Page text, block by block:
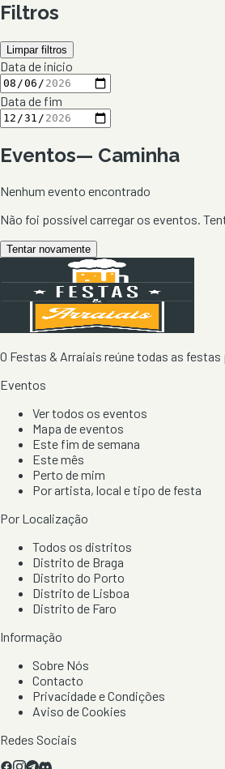
Filtros
Limpar filtros
Data de início
Data de fim
Eventos— Caminha
Nenhum evento encontrado
Não foi possível carregar os eventos.
Tentar novamente
O Festas & Arraiais reúne todas as
Eventos
Ver todos os eventos
Mapa de eventos
Este fim de semana
Este mês
Perto de mim
Por artista, local e tipo de festa
Por Localização
Todos os distritos
Distrito de Braga
Distrito do Porto
Distrito de Lisboa
Distrito de Faro
Informação
Sobre Nós
Contacto
Privacidade e Condições
Aviso de Cookies
Redes Sociais